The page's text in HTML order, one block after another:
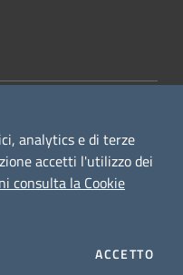
Copyright © 2026 • Comune di
Credaro • Powered by
analytics e di terze
accetti l'utilizzo dei
consulta la Cookie
ACCETTO